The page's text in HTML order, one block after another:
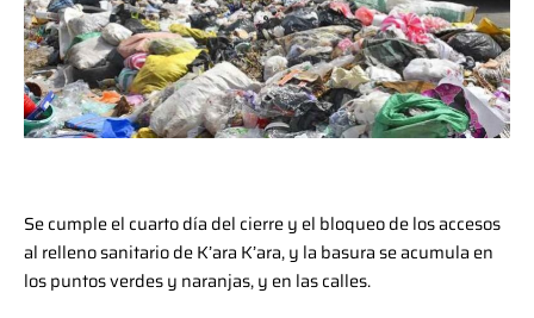
Se cumple el cuarto día del cierre y el bloqueo de los accesos
al relleno sanitario de K’ara K’ara, y la basura se acumula en
los puntos verdes y naranjas, y en las calles.